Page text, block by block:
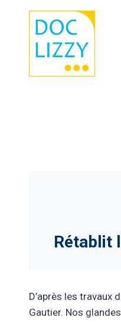
Rétablit
D’après les travaux
Gautier. Nos